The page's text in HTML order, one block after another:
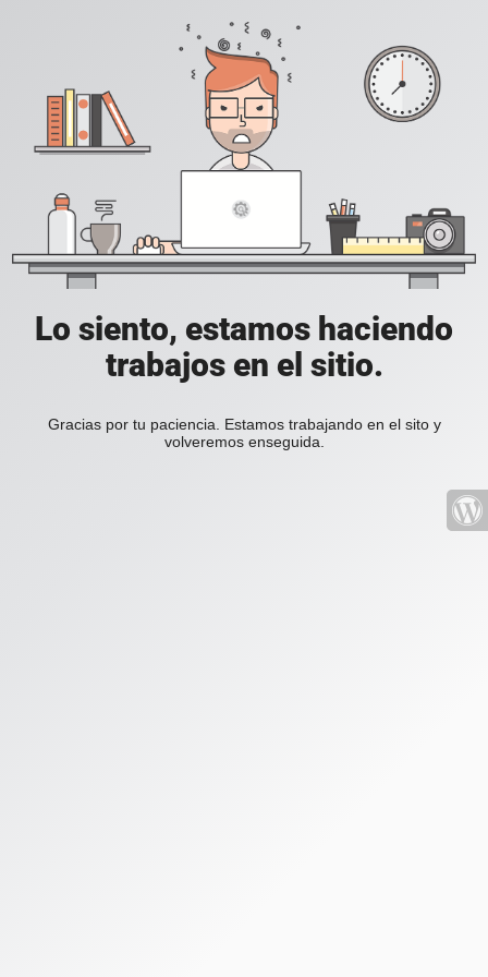
Lo siento, estamos haciendo
trabajos en el sitio.
Gracias por tu paciencia. Estamos trabajando en el sito y
volveremos enseguida.